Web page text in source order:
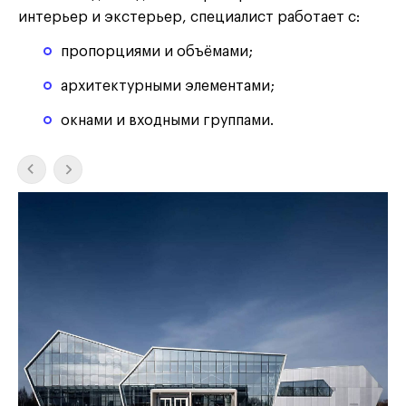
интерьер и экстерьер, специалист работает с:
пропорциями и объёмами;
архитектурными элементами;
окнами и входными группами.